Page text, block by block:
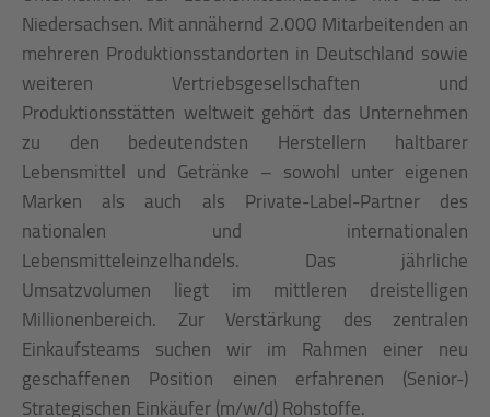
Niedersachsen. Mit annähernd 2.000 Mitarbeitenden an
mehreren Produktionsstandorten in Deutschland sowie
weiteren Vertriebsgesellschaften und
Produktionsstätten weltweit gehört das Unternehmen
zu den bedeutendsten Herstellern haltbarer
Lebensmittel und Getränke – sowohl unter eigenen
Marken als auch als Private-Label-Partner des
nationalen und internationalen
Lebensmitteleinzelhandels. Das jährliche
Umsatzvolumen liegt im mittleren dreistelligen
Millionenbereich. Zur Verstärkung des zentralen
Einkaufsteams suchen wir im Rahmen einer neu
geschaffenen Position einen erfahrenen (Senior-)
Strategischen Einkäufer (m/w/d) Rohstoffe.